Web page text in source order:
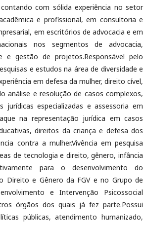
com sólida experiência no setor
e profissional, em consultoria e
em escritórios de advocacia e em
nos segmentos de advocacia,
e gestão de projetos.Responsável pelo
e estudos na área de diversidade e
em defesa da mulher, direito cível,
análise e resolução de casos complexos,
jurídicas especializadas e assessoria em
na representação jurídica em casos
direitos da criança e defesa dos
contra a mulher.Vivência em pesquisa
de tecnologia e direito, gênero, infância
para o desenvolvimento do
Direito e Gênero da FGV e no Grupo de
e Intervenção Psicossocial
órgãos dos quais já fez parte.Possui
públicas, atendimento humanizado,